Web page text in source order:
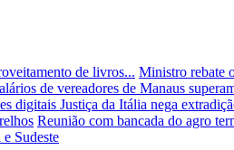
de livros... Ministro rebate
de vereadores de Manaus
digitais Justiça da Itália nega
Reunião com bancada do agro
Sudeste